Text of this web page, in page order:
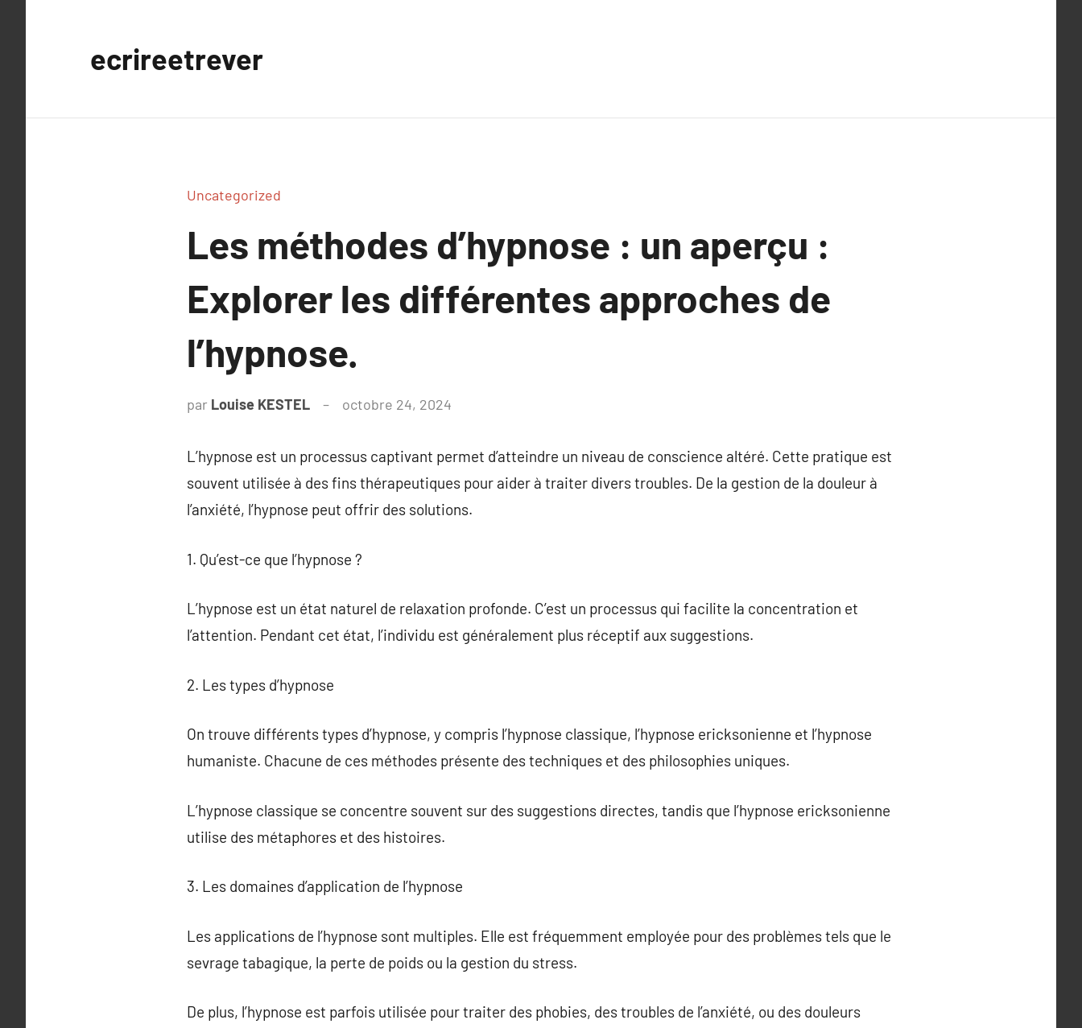
ecrireetrever
Uncategorized
Les méthodes d’hypnose : un aperçu :
Explorer les différentes approches de
l’hypnose.
par Louise KESTEL octobre 24, 2024
L’hypnose est un processus captivant permet d’atteindre un niveau de conscience altéré. Cette pratique est
souvent utilisée à des fins thérapeutiques pour aider à traiter divers troubles. De la gestion de la douleur à
l’anxiété, l’hypnose peut offrir des solutions.
1. Qu’est-ce que l’hypnose ?
L’hypnose est un état naturel de relaxation profonde. C’est un processus qui facilite la concentration et
l’attention. Pendant cet état, l’individu est généralement plus réceptif aux suggestions.
2. Les types d’hypnose
On trouve différents types d’hypnose, y compris l’hypnose classique, l’hypnose ericksonienne et l’hypnose
humaniste. Chacune de ces méthodes présente des techniques et des philosophies uniques.
L’hypnose classique se concentre souvent sur des suggestions directes, tandis que l’hypnose ericksonienne
utilise des métaphores et des histoires.
3. Les domaines d’application de l’hypnose
Les applications de l’hypnose sont multiples. Elle est fréquemment employée pour des problèmes tels que le
sevrage tabagique, la perte de poids ou la gestion du stress.
De plus, l’hypnose est parfois utilisée pour traiter des phobies, des troubles de l’anxiété, ou des douleurs